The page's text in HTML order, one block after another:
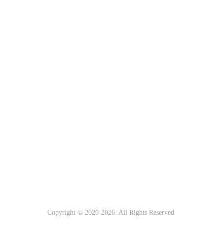
Copyright © 2020-2026. All Rights Reserved